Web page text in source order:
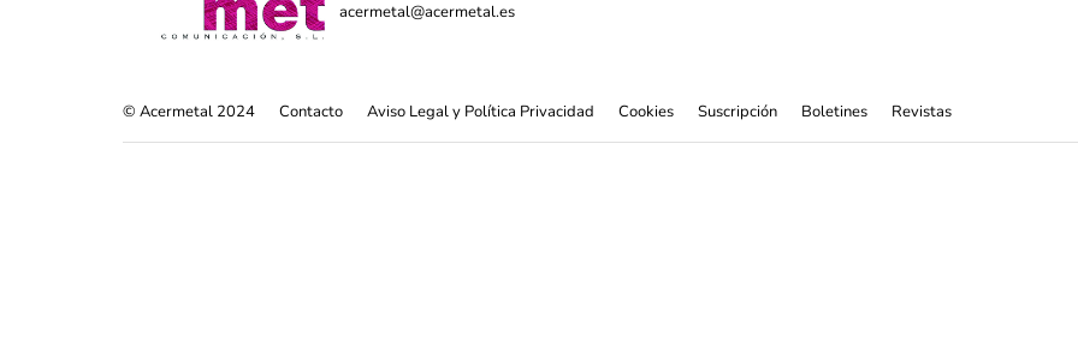
acermetal@acermetal.es
© Acermetal 2024 Contacto Aviso Legal y Política Privacidad Cookies Suscripción Boletines Revistas